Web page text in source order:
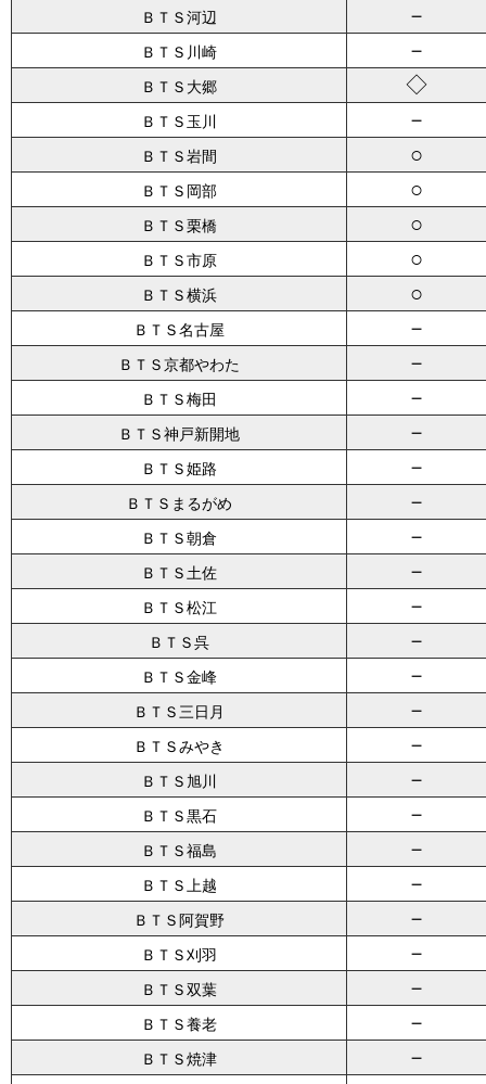
ＢＴＳ河辺 －
ＢＴＳ川崎 －
ＢＴＳ大郷 ◇
ＢＴＳ玉川 －
ＢＴＳ岩間 ○
ＢＴＳ岡部 ○
ＢＴＳ栗橋 ○
ＢＴＳ市原 ○
ＢＴＳ横浜 ○
ＢＴＳ名古屋 －
ＢＴＳ京都やわた －
ＢＴＳ梅田 －
ＢＴＳ神戸新開地 －
ＢＴＳ姫路 －
ＢＴＳまるがめ －
ＢＴＳ朝倉 －
ＢＴＳ土佐 －
ＢＴＳ松江 －
ＢＴＳ呉 －
ＢＴＳ金峰 －
ＢＴＳ三日月 －
ＢＴＳみやき －
ＢＴＳ旭川 －
ＢＴＳ黒石 －
ＢＴＳ福島 －
ＢＴＳ上越 －
ＢＴＳ阿賀野 －
ＢＴＳ刈羽 －
ＢＴＳ双葉 －
ＢＴＳ養老 －
ＢＴＳ焼津
－